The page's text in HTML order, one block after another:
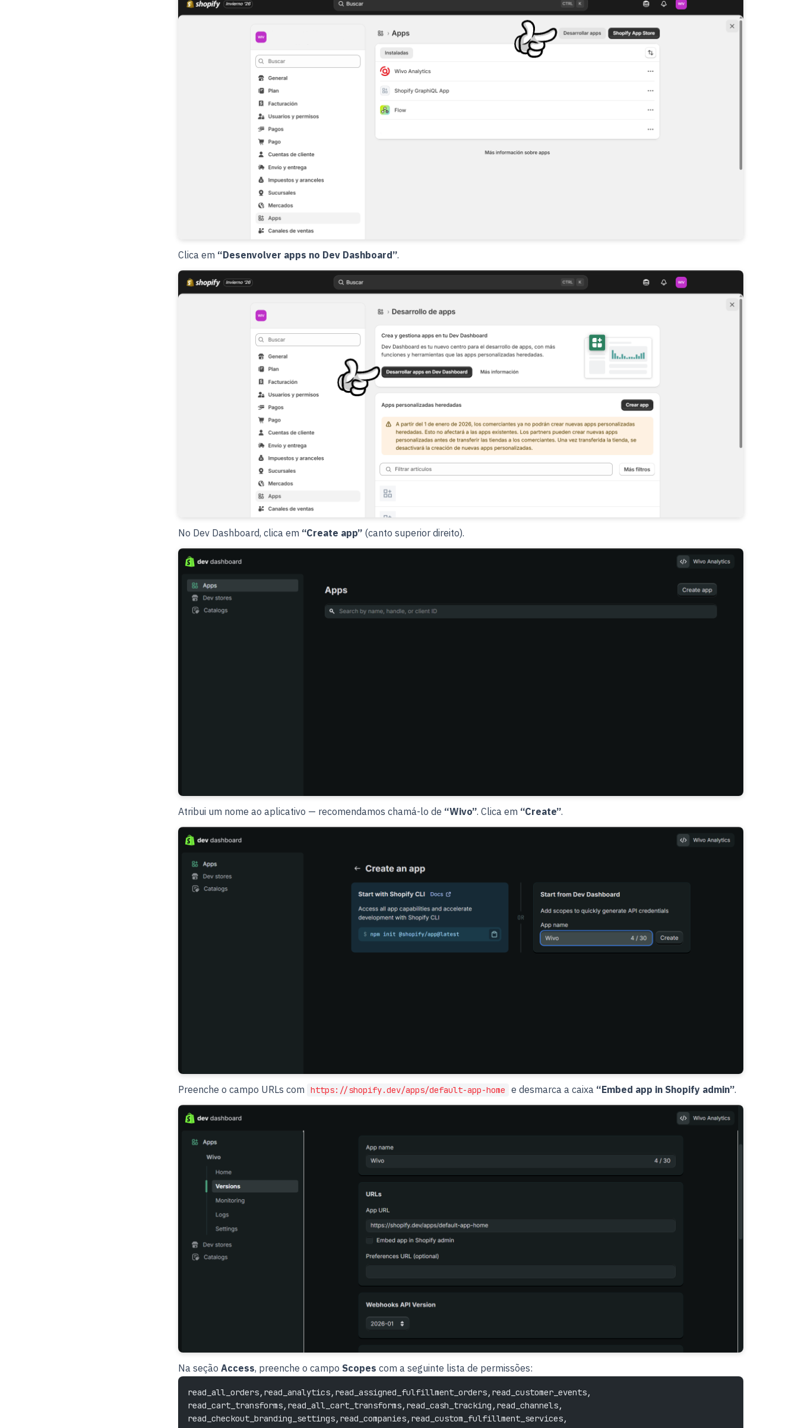
Clica em “Desenvolver apps no Dev Dashboard”.
No Dev Dashboard, clica em “Create app” (canto superior direito).
Atribui um nome ao aplicativo — recomendamos chamá-lo de “Wivo”. Clica em “Create”.
Preenche o campo URLs com https://shopify.dev/apps/default-app-home e desmarca a caixa “Embed app in Shopify admin”.
Na seção Access, preenche o campo Scopes com a seguinte lista de permissões:
read_all_orders,read_analytics,read_assigned_fulfillment_orders,read_customer_events,
read_cart_transforms,read_all_cart_transforms,read_cash_tracking,read_channels,
read_checkout_branding_settings,read_companies,read_custom_fulfillment_services,